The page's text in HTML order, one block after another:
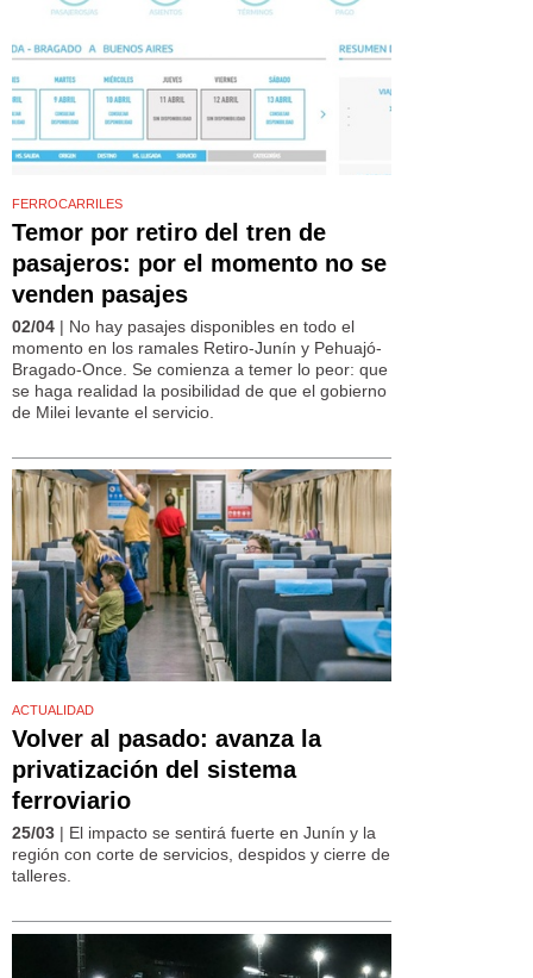
FERROCARRILES
Temor por retiro del tren de
pasajeros: por el momento no se
venden pasajes
02/04 | No hay pasajes disponibles en todo el
momento en los ramales Retiro-Junín y Pehuajó-
Bragado-Once. Se comienza a temer lo peor: que
se haga realidad la posibilidad de que el gobierno
de Milei levante el servicio.
ACTUALIDAD
Volver al pasado: avanza la
privatización del sistema
ferroviario
25/03 | El impacto se sentirá fuerte en Junín y la
región con corte de servicios, despidos y cierre de
talleres.